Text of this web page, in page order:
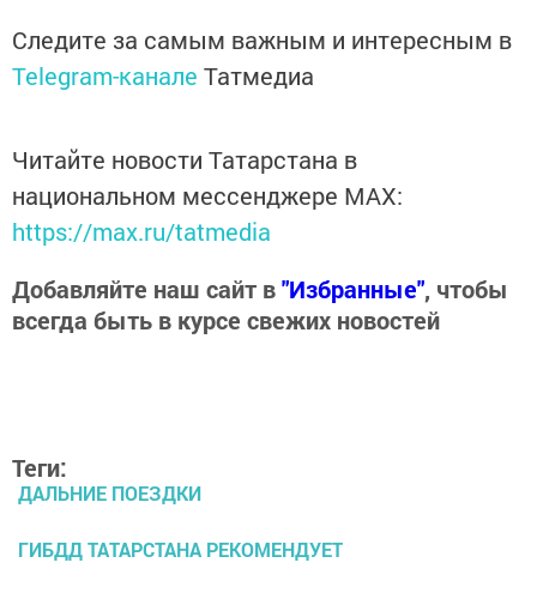
Следите за самым важным и интересным в
Telegram-канале Татмедиа
Читайте новости Татарстана в
национальном мессенджере MАХ:
https://max.ru/tatmedia
Добавляйте наш сайт в"Избранные", чтобы
всегда быть в курсе свежих новостей
Теги:
ДАЛЬНИЕ ПОЕЗДКИ
ГИБДД ТАТАРСТАНА РЕКОМЕНДУЕТ